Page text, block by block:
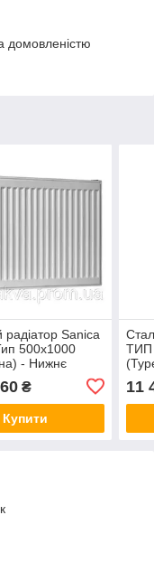
домовленістю
радіатор Sanica
500x1000
- Нижнє
₴
Купити
ТИП
11